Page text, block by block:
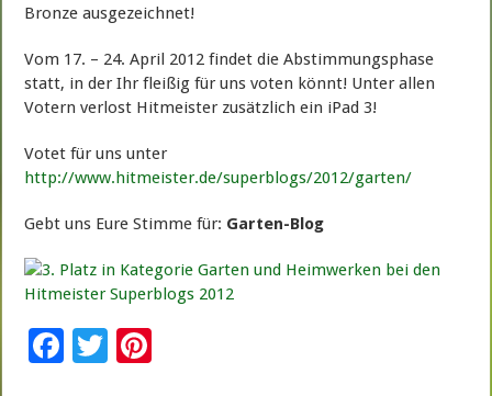
Bronze ausgezeichnet!
Vom 17. – 24. April 2012 findet die Abstimmungsphase
statt, in der Ihr fleißig für uns voten könnt! Unter allen
Votern verlost Hitmeister zusätzlich ein iPad 3!
Votet für uns unter
http://www.hitmeister.de/superblogs/2012/garten/
Gebt uns Eure Stimme für: Garten-Blog
F
T